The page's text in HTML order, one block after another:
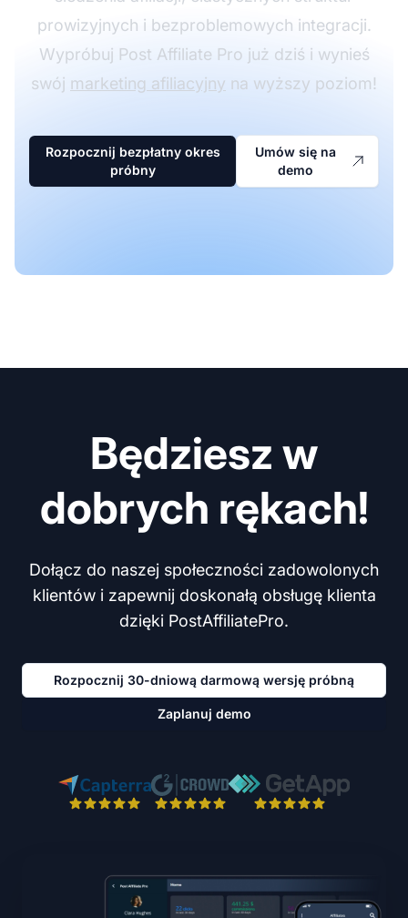
prowizyjnych i bezproblemowych integracji.
Wypróbuj Post Affiliate Pro już dziś i wynieś
swój marketing afiliacyjny na wyższy poziom!
Rozpocznij bezpłatny okres
próbny
Umów się na
demo
Będziesz w
dobrych rękach!
Dołącz do naszej społeczności zadowolonych
klientów i zapewnij doskonałą obsługę klienta
dzięki PostAffiliatePro.
Rozpocznij 30-dniową darmową wersję próbną
Zaplanuj demo